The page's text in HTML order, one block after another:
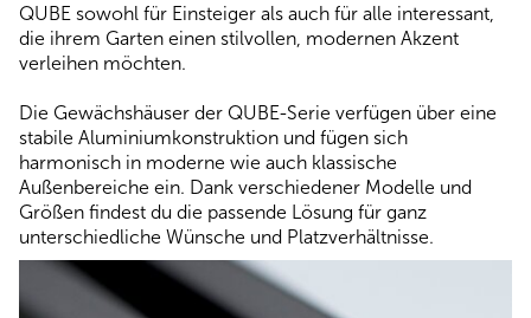
QUBE sowohl für Einsteiger als auch für alle interessant,
die ihrem Garten einen stilvollen, modernen Akzent
verleihen möchten.
Die Gewächshäuser der QUBE-Serie verfügen über eine
stabile Aluminiumkonstruktion und fügen sich
harmonisch in moderne wie auch klassische
Außenbereiche ein. Dank verschiedener Modelle und
Größen findest du die passende Lösung für ganz
unterschiedliche Wünsche und Platzverhältnisse.